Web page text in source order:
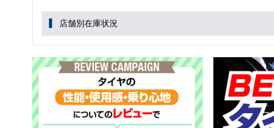
店舗別在庫状況